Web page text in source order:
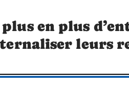
en plus
leurs